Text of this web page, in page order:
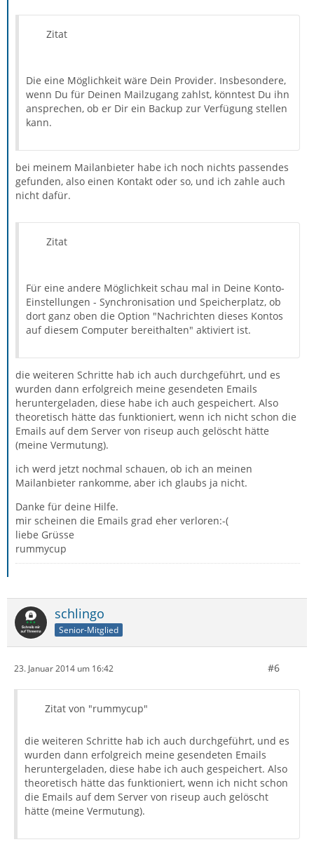
Zitat
Die eine Möglichkeit wäre Dein Provider. Insbesondere,
wenn Du für Deinen Mailzugang zahlst, könntest Du ihn
ansprechen, ob er Dir ein Backup zur Verfügung stellen
kann.
bei meinem Mailanbieter habe ich noch nichts passendes
gefunden, also einen Kontakt oder so, und ich zahle auch
nicht dafür.
Zitat
Für eine andere Möglichkeit schau mal in Deine Konto-
Einstellungen - Synchronisation und Speicherplatz, ob
dort ganz oben die Option "Nachrichten dieses Kontos
auf diesem Computer bereithalten" aktiviert ist.
die weiteren Schritte hab ich auch durchgeführt, und es
wurden dann erfolgreich meine gesendeten Emails
heruntergeladen, diese habe ich auch gespeichert. Also
theoretisch hätte das funktioniert, wenn ich nicht schon die
Emails auf dem Server von riseup auch gelöscht hätte
(meine Vermutung).
ich werd jetzt nochmal schauen, ob ich an meinen
Mailanbieter rankomme, aber ich glaubs ja nicht.
Danke für deine Hilfe.
mir scheinen die Emails grad eher verloren:-(
liebe Grüsse
rummycup
schlingo
Senior-Mitglied
23. Januar 2014 um 16:42 #6
Zitat von "rummycup"
die weiteren Schritte hab ich auch durchgeführt, und es
wurden dann erfolgreich meine gesendeten Emails
heruntergeladen, diese habe ich auch gespeichert. Also
theoretisch hätte das funktioniert, wenn ich nicht schon
die Emails auf dem Server von riseup auch gelöscht
hätte (meine Vermutung).